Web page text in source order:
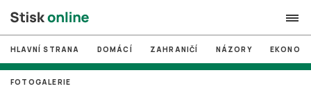
search
# MUNI
HLAVNÍ STRANA DOMÁCÍ ZAHRANIČÍ NÁZORY
FOTOGALERIE